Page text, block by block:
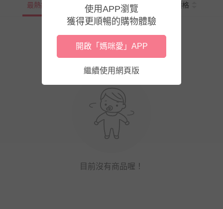
最熱銷 新上市 價格
目前沒有商品喔！
使用APP瀏覽
獲得更順暢的購物體驗
開啟「媽咪愛」APP
繼續使用網頁版